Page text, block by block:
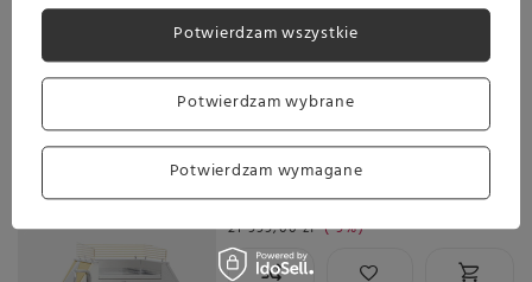
Sprawdź cennik
Ekspres do kawy La Pavoni Specialty Diamantina
21 999,00 zł
19 999,00 zł
21 999,00 zł -9%
Potwierdzam wybrane
Potwierdzam wymagane
Potwierdzam wszystkie